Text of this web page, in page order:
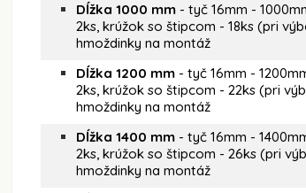
Dĺžka 1000 mm - tyč 16mm -
2ks, krúžok so štipcom - 18ks (pri
hmoždinky na montáž
Dĺžka 1200 mm - tyč 16mm -
2ks, krúžok so štipcom - 22ks (pri
hmoždinky na montáž
Dĺžka 1400 mm - tyč 16mm -
2ks, krúžok so štipcom - 26ks (pri
hmoždinky na montáž